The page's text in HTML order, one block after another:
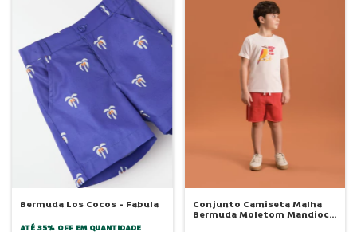
Bermuda Los Cocos - Fabula
ATÉ 35% OFF EM QUANTIDADE
Conjunto Camiseta Malha
Bermuda Moletom Mandioca